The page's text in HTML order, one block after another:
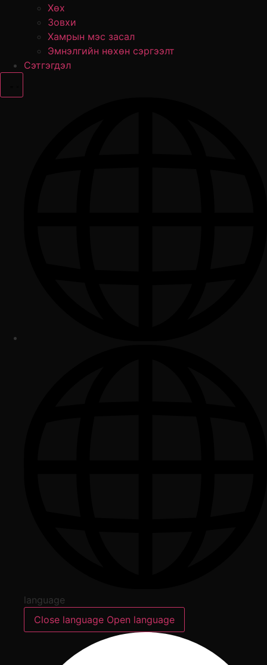
Хөх
Зовхи
Хамрын мэс засал
Эмнэлгийн нөхөн сэргээлт
Сэтгэгдэл
language
Close language Open language